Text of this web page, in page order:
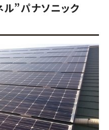
”パナソニック